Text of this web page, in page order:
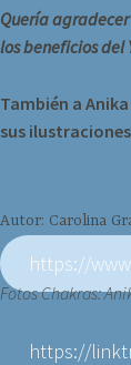
Quería
los beneficios del
También a
sus
Autor: Carolina
https://
Fotos Chakras:
https://